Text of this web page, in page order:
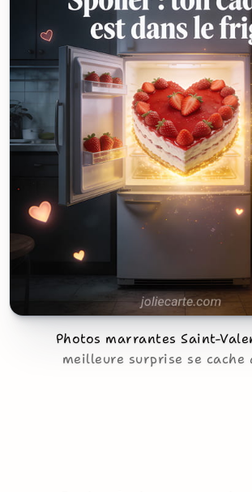
Photos marrantes Saint-
meilleure surprise se cache